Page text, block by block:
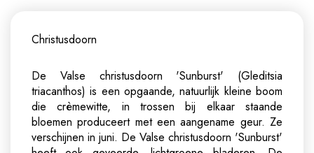
Christusdoorn
De Valse christusdoorn 'Sunburst' (Gleditsia
triacanthos) is een opgaande, natuurlijk kleine boom
die crèmewitte, in trossen bij elkaar staande
bloemen produceert met een aangename geur. Ze
verschijnen in juni. De Valse christusdoorn 'Sunburst'